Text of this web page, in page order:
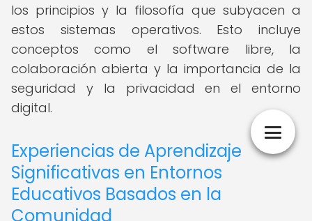
los principios y la filosofía que subyacen a
estos sistemas operativos. Esto incluye
conceptos como el software libre, la
colaboración abierta y la importancia de la
seguridad y la privacidad en el entorno
digital.
Experiencias de Aprendizaje
Significativas en Entornos
Educativos Basados en la
Comunidad